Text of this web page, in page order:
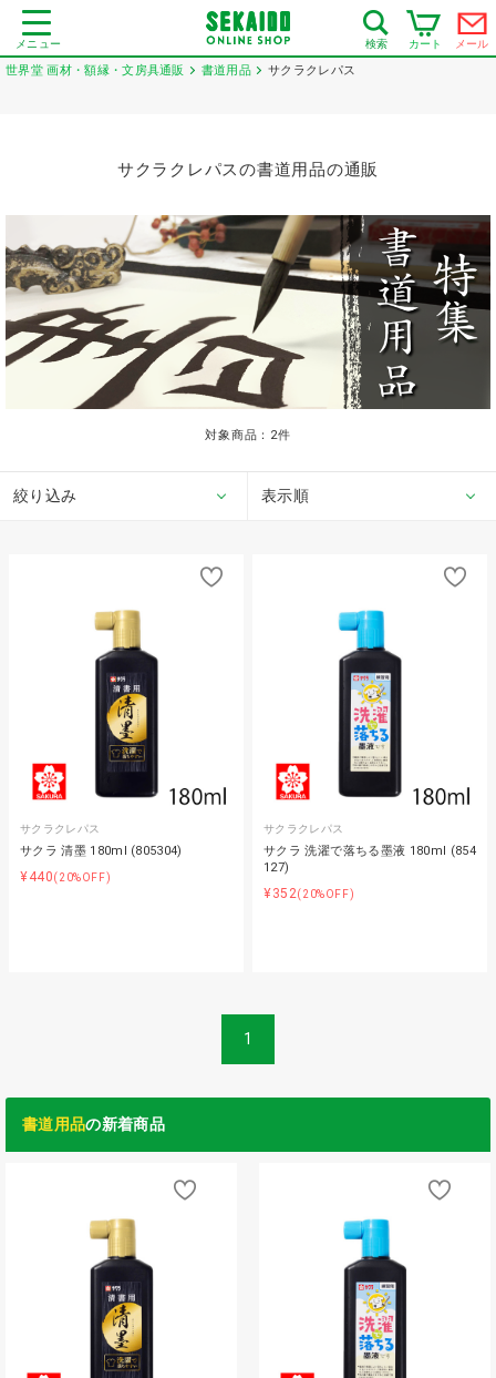
メニュー 検索 カート メール
世界堂 画材・額縁・文房具通販 書道用品 サクラクレパス
サクラクレパスの書道用品の通販
対象商品： 2件
絞り込み 表示順
サクラクレパス
サクラ 清墨 180ml (805304)
¥440(20%OFF)
サクラクレパス
サクラ 洗濯で落ちる墨液 180ml (854
127)
¥352(20%OFF)
1
書道用品の新着商品